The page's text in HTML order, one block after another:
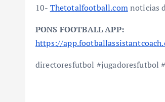
10- Thetotalfootball.comnoticias
PONS FOOTBALL APP:
https://
directoresfutbol